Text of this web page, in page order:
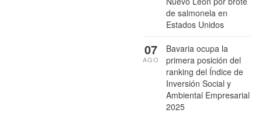
de salmonela en
Estados Unidos
Bavaria ocupa la
primera posición del
ranking del Índice de
Inversión Social y
Ambiental Empresarial
2025
07
AGO